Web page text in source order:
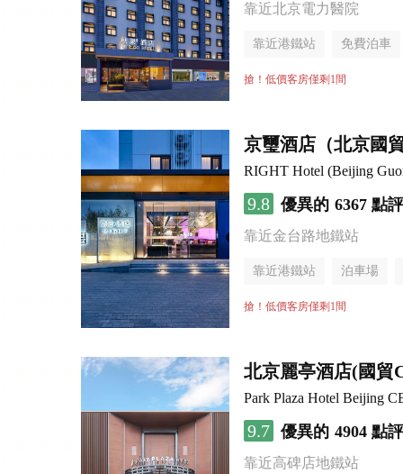
靠近北京電力醫院
靠近港鐵站 免費泊車
行李寄存服務
搶！低價客房僅剩1間
京璽酒店（北京國
RIGHT Hotel (Beijing
9.8 優異的 6367 點評
靠近金台路地鐵站
靠近港鐵站 泊車場
無煙樓層
搶！低價客房僅剩1間
北京麗亭酒店(國貿
Park Plaza Hotel Beijing
9.7 優異的 4904 點評
靠近高碑店地鐵站